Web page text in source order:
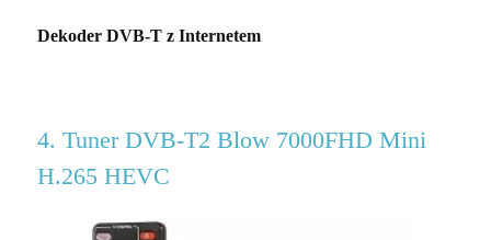
Dekoder DVB-T z Internetem
4. Tuner DVB-T2 Blow 7000FHD Mini
H.265 HEVC